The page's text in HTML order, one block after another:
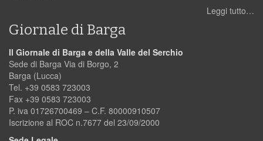
Leggi tutto…
Giornale di Barga
Il Giornale di Barga e della Valle del Serchio
Sede di Barga Via di Borgo, 2
Barga (Lucca)
Tel. +39 0583 723003
Fax +39 0583 723003
P. iva 01726700469 – C.F. 80000910507
Iscrizione al ROC n.7677 del 23/09/2000